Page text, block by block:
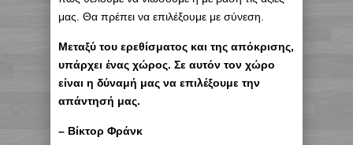
μας. Θα πρέπει να επιλέξουμε με σύνεση.
Μεταξύ του ερεθίσματος και της απόκρισης,
υπάρχει ένας χώρος. Σε αυτόν τον χώρο
είναι η δύναμή μας να επιλέξουμε την
απάντησή μας.
– Βίκτορ Φράνκ